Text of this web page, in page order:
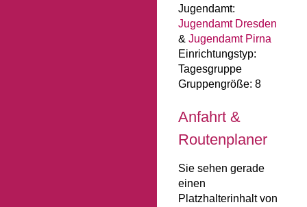
Jugendamt:
Jugendamt Dresden
& Jugendamt Pirna
Einrichtungstyp:
Tagesgruppe
Gruppengröße: 8
Anfahrt &
Routenplaner
Sie sehen gerade
einen
Platzhalterinhalt von